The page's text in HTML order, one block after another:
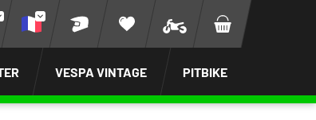
VESPA VINTAGE PITBIKE